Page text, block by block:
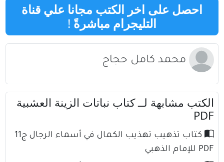
احصل على اخر الكتب مجانا علي قناة
التليجرام مباشرةً !
محمد كامل حجاج
الكتب مشابهة لــ كتاب نباتات الزينة العشبية
PDF
كتاب تذهيب تهذيب الكمال في أسماء الرجال ج11
PDF للإمام الذهبي